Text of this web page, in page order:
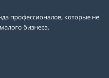
профессионалов, которые не
бизнеса.